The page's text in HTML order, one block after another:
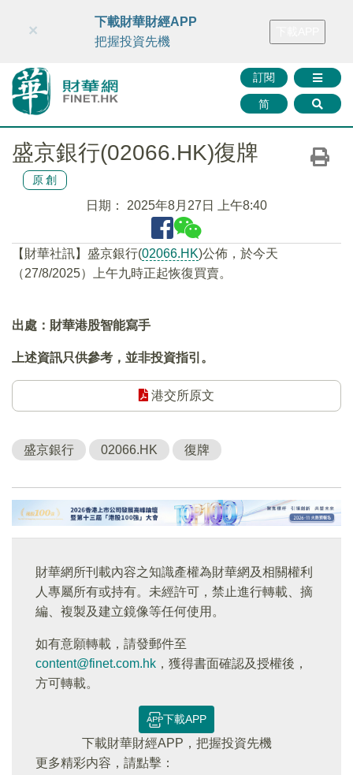
財華智庫網 FINTV FINMETA 財華證券 媒體矩陣
訂閱
简
×
下載財華財經APP
把握投資先機
盛京銀行(02066.HK)復牌
原創
日期： 2025年8月27日 上午8:40
【財華社訊】盛京銀行(02066.HK)公佈，於今天
（27/8/2025）上午九時正起恢復買賣。
出處：財華港股智能寫手
上述資訊只供參考，並非投資指引。
港交所原文
盛京銀行 02066.HK 復牌
財華網所刊載內容之知識產權為財華網及相關權利
人專屬所有或持有。未經許可，禁止進行轉載、摘
編、複製及建立鏡像等任何使用。
如有意願轉載，請發郵件至
content@finet.com.hk ，獲得書面確認及授權後，
方可轉載。
下載APP
下載財華財經APP，把握投資先機
更多精彩内容，請點擊：